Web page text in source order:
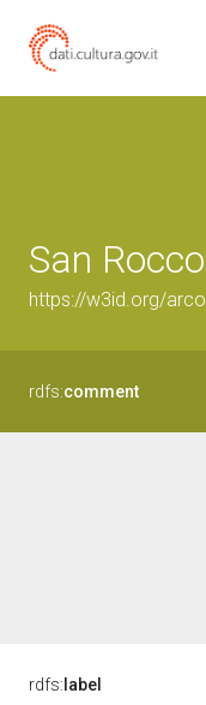
San
https://w3id.org/
rdfs:comment
rdfs: label